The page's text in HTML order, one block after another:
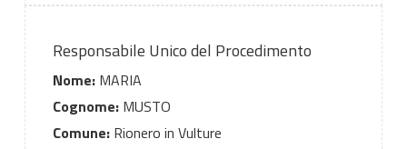
Responsabile Unico del Procedimento
Nome:MARIA
Cognome:MUSTO
Comune:Rionero in Vulture